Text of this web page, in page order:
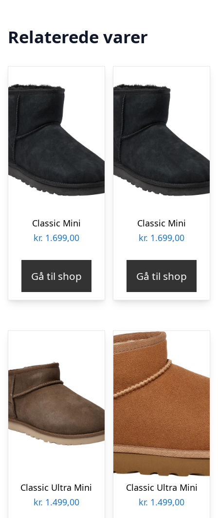
Relaterede varer
Classic Mini
kr. 1.699,00
Gå til shop
Classic Mini
kr. 1.699,00
Gå til shop
Classic Ultra Mini
kr. 1.499,00
Classic Ultra Mini
kr. 1.499,00